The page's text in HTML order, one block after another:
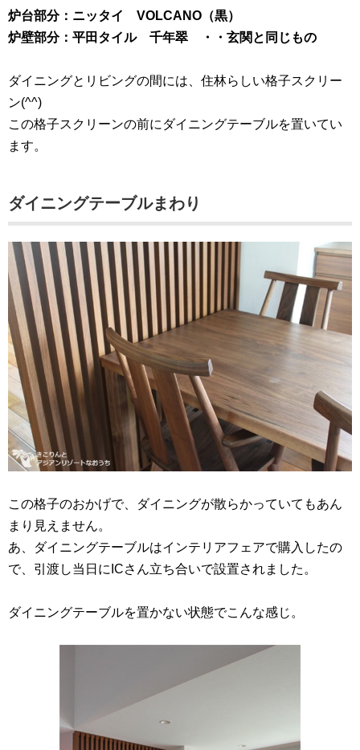
炉台部分：ニッタイ VOLCANO（黒）
炉壁部分：平田タイル 千年翠 ・・玄関と同じもの
ダイニングとリビングの間には、住林らしい格子スクリー
ン(^^)
この格子スクリーンの前にダイニングテーブルを置いてい
ます。
ダイニングテーブルまわり
この格子のおかげで、ダイニングが散らかっていてもあん
まり見えません。
あ、ダイニングテーブルはインテリアフェアで購入したの
で、引渡し当日にICさん立ち合いで設置されました。
ダイニングテーブルを置かない状態でこんな感じ。